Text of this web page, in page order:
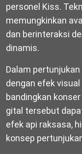
personel Kiss.
memungkinkan
dan berinteraksi
dinamis.
Dalam
dengan efek
bandingkan
gital tersebut
efek api raksasa,
konsep